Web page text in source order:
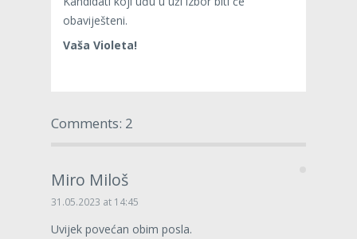
obaviješteni.
Vaša Violeta!
Comments: 2
Miro Miloš
31.05.2023 at 14:45
Uvijek povećan obim posla.